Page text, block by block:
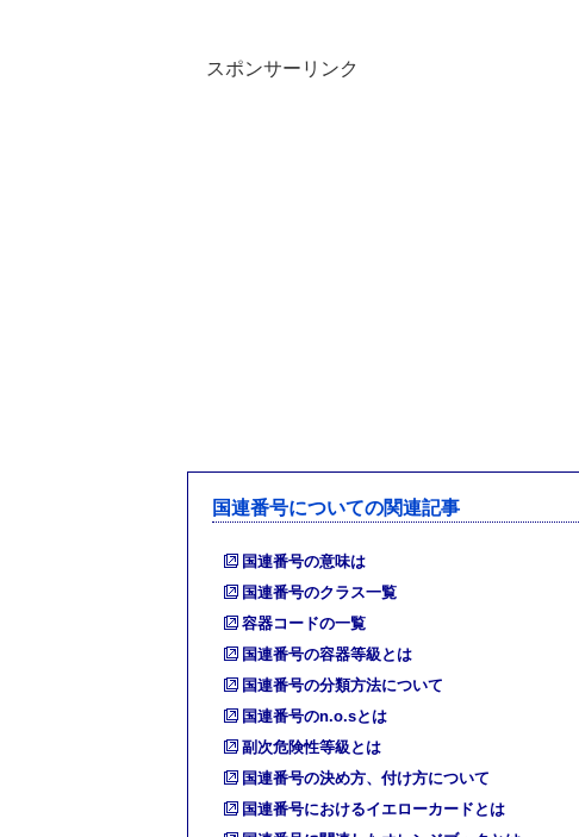
スポンサーリンク
国連番号についての関連記事
国連番号の意味は
国連番号のクラス一覧
容器コードの一覧
国連番号の容器等級とは
国連番号の分類方法について
国連番号のn.o.sとは
副次危険性等級とは
国連番号の決め方、付け方について
国連番号におけるイエローカードとは